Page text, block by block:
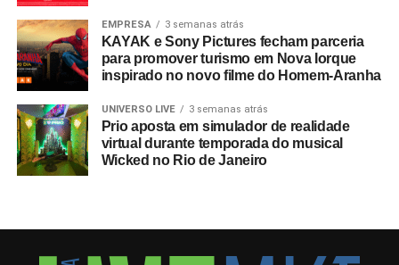
EMPRESA 3 semanas atrás
KAYAK e Sony Pictures fecham parceria
para promover turismo em Nova Iorque
inspirado no novo filme do Homem-Aranha
UNIVERSO LIVE 3 semanas atrás
Prio aposta em simulador de realidade
virtual durante temporada do musical
Wicked no Rio de Janeiro